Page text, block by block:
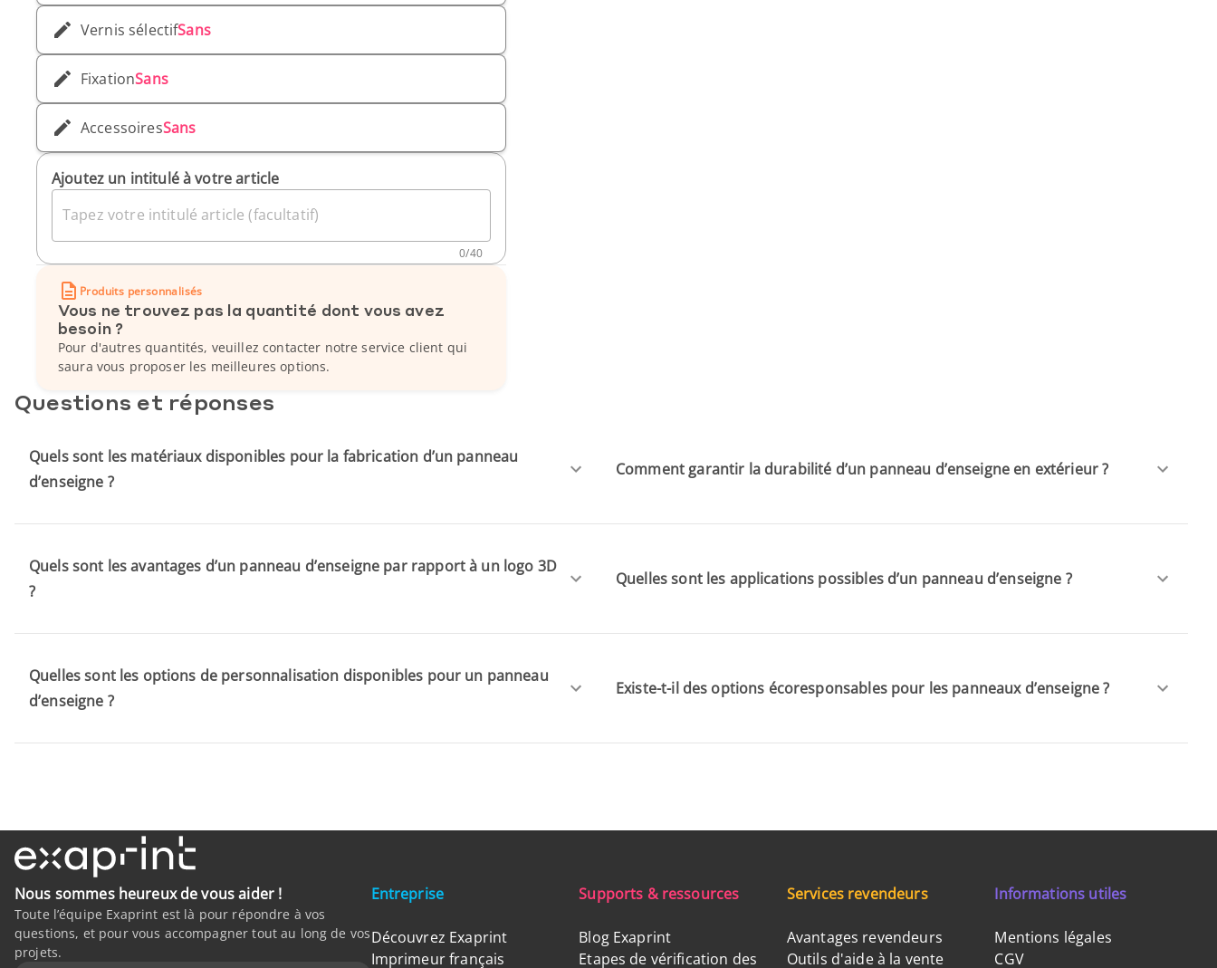
Vernis sélectifSans
FixationSans
AccessoiresSans
Ajoutez un intitulé à votre article
Tapez votre intitulé article (facultatif)
0/40
Produits personnalisés
Vous ne trouvez pas la quantité dont vous avez
besoin ?
Pour d'autres quantités, veuillez contacter notre service client qui
saura vous proposer les meilleures options.
Questions et réponses
Quels sont les matériaux disponibles pour la fabrication d’un panneau
d’enseigne ?
Quels sont les avantages d’un panneau d’enseigne par rapport à un logo 3D
?
Quelles sont les options de personnalisation disponibles pour un panneau
d’enseigne ?
Comment garantir la durabilité d’un panneau d’enseigne en extérieur ?
Quelles sont les applications possibles d’un panneau d’enseigne ?
Existe-t-il des options écoresponsables pour les panneaux d’enseigne ?
Nous sommes heureux de vous aider !
Toute l’équipe Exaprint est là pour répondre à vos
questions, et pour vous accompagner tout au long de vos
projets.
Entreprise
Découvrez Exaprint
Imprimeur français
Supports & ressources
Blog Exaprint
Etapes de vérification des
Services revendeurs
Avantages revendeurs
Outils d'aide à la vente
Informations utiles
Mentions légales
CGV